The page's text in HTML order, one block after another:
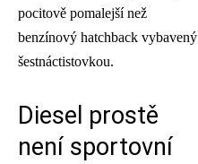
pocitově pomalejší než
benzínový hatchback vybavený
šestnáctistovkou.
Diesel prostě
není sportovní